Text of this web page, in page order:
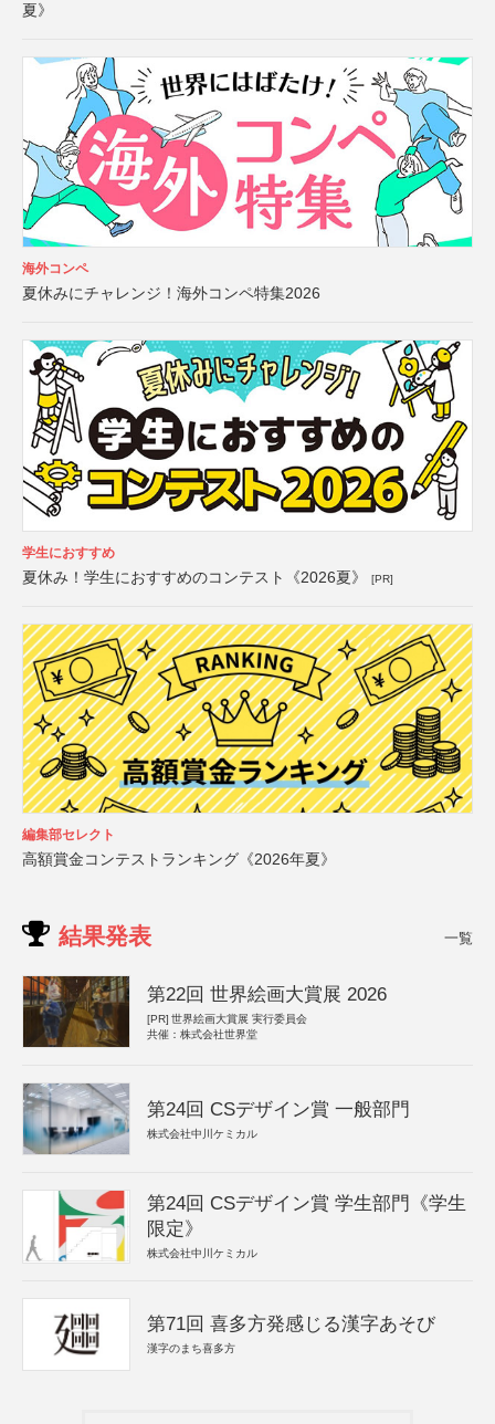
夏》
海外コンペ
夏休みにチャレンジ！海外コンペ特集2026
学生におすすめ
夏休み！学生におすすめのコンテスト《2026夏》 [PR]
編集部セレクト
高額賞金コンテストランキング《2026年夏》
結果発表 一覧
第22回 世界絵画大賞展 2026
[PR] 世界絵画大賞展 実行委員会
共催：株式会社世界堂
第24回 CSデザイン賞 一般部門
株式会社中川ケミカル
第24回 CSデザイン賞 学生部門《学生
限定》
株式会社中川ケミカル
第71回 喜多方発感じる漢字あそび
漢字のまち喜多方